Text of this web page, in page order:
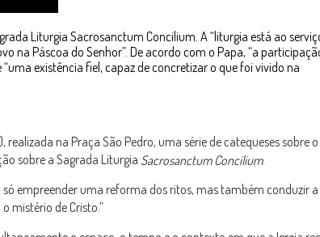
Liturgia Sacrosanctum Concilium. A “liturgia está ao
na Páscoa do Senhor”. De acordo com o Papa, “a
existência fiel, capaz de concretizar o que foi vivido na
na Praça São Pedro, uma série de catequeses sobre o
sobre a Sagrada Liturgia Sacrosanctum Concilium.
empreender uma reforma dos ritos, mas também conduzir a
mistério de Cristo.”